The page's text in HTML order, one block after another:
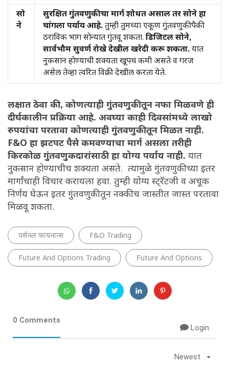
सो
ने
सुरक्षित गुंतवणुकीचा मार्ग शोधत असाल तर सोने हा
चांगला पर्याय आहे.तुम्ही तुमच्या एकूण गुंतवणुकीपैकी
ठराविक भाग सोन्यात गुंतवू शकता. डिजिटल सोने,
सार्वभौम सुवर्ण रोखे देखील खरेदी करू शकता.यात
नुकसान होण्याची शक्यता खूपच कमी असते व गरज
असेल तेव्हा त्वरित विक्री देखील करता येते.
लक्षात ठेवा की, कोणत्याही गुंतवणुकीतून नफा मिळवणे ही
दीर्घकालीन प्रक्रिया आहे. अवघ्या काही दिवसांमध्ये लाखो
रुपयांचा परतावा कोणत्याही गुंतवणुकीतून मिळत नाही.
F&O हा झटपट पैसे कमवण्याचा मार्ग असला तरीही
किरकोळ गुंतवणुकदारांसाठी हा योग्य पर्याय नाही. यात
नुकसान होण्याचीच शक्यता असते. त्यामुळे गुंतवणुकीच्या इतर
मार्गांचाही विचार करायला हवा. तुम्ही योग्य स्ट्रॅटजी व अचूक
निर्णय घेऊन इतर गुंतवणुकीतून नक्कीच जास्तीत जास्त परतावा
मिळवू शकता.
पर्सनल फायनान्स F&O Trading
Future And Options Trading Future And Options
0 Comments
Login
Newest